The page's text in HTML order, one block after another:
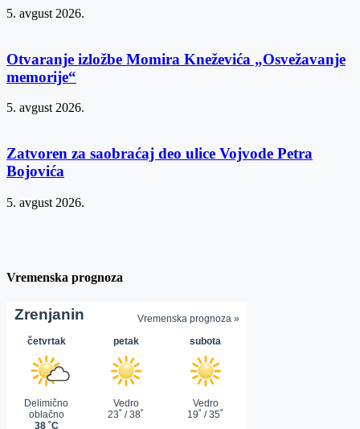
5. avgust 2026.
Otvaranje izložbe Momira Kneževića „Osvežavanje
memorije“
5. avgust 2026.
Zatvoren za saobraćaj deo ulice Vojvode Petra
Bojovića
5. avgust 2026.
Vremenska prognoza